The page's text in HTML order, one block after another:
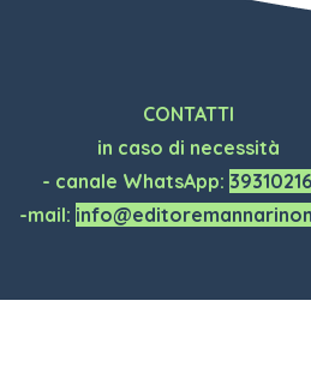
CONTATTI
in caso di necessità
- canale WhatsApp:
-mail: